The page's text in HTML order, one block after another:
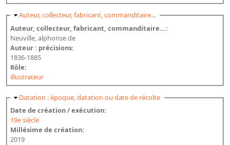
Masquer
Auteur, collecteur, fabricant, commanditaire...
Auteur, collecteur, fabricant, commanditaire...:
Neuville, alphonse de
Auteur : précisions:
1836-1885
Rôle:
illustrateur
Masquer
Datation : époque, datation ou date de récolte
Date de création / exécution:
19e siècle
Millésime de création:
2019